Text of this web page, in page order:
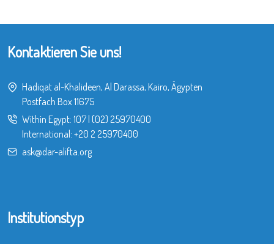
Kontaktieren Sie uns!
Hadiqat al-Khalideen, Al Darassa, Kairo, Ägypten
Postfach Box 11675
Within Egypt: 107| (02) 25970400
International: +20 2 25970400
ask@dar-alifta.org
Institutionstyp